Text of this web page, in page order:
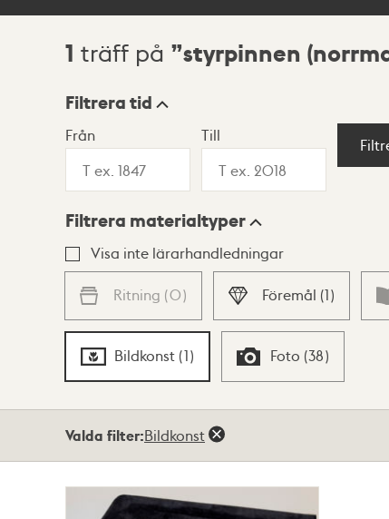
Sökresultat
1 träff på styrpinnen
Visningsläge
Lista Karta
Filtrera tid
Från Till
Filtrera materialtyper
Visa inte lärarhandledningar
Ritning (0) Föremål (1)
Bildkonst (1) Foto (38)
Valda filter:Bildkonst